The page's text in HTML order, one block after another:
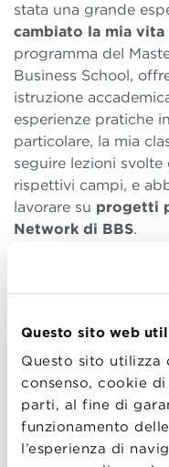
Questo sito web
Questo sito utilizza
consenso, cookie
parti, al fine di
funzionamento
l’esperienza di
stata una grande
cambiato la mia
programma del
Business School,
istruzione
esperienze pratiche
particolare, la mia
seguire lezioni
rispettivi campi, e
lavorare su progetti
Network di BBS.
stimolanti e
loro abilità e
in un ambiente
abbiamo potuto
pensiero critico.